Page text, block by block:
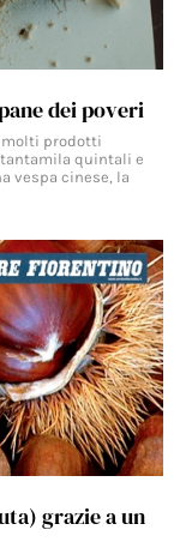
dei poveri
molti prodotti
quintali e
vespa cinese, la
grazie a un